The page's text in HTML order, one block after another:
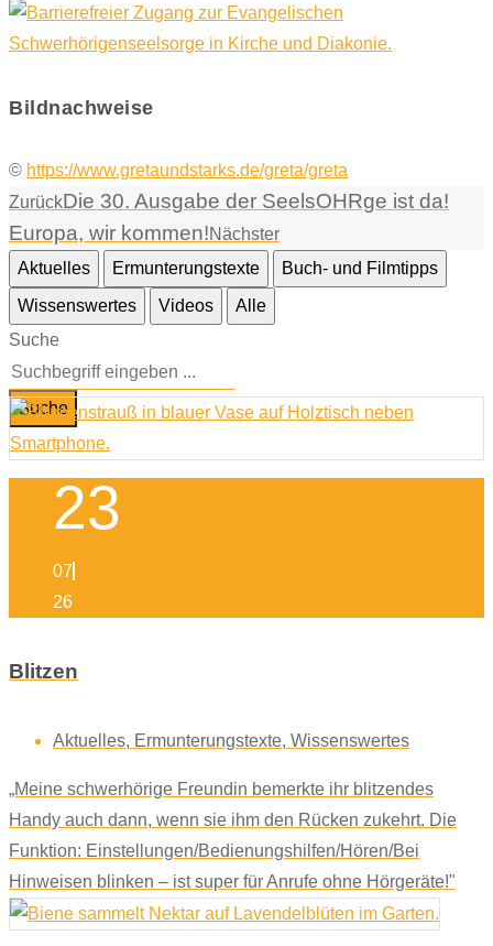
Bildnachweise
© https://www.gretaundstarks.de/greta/greta
ZurückDie 30. Ausgabe der SeelsOHRge ist da!
Europa, wir kommen!Nächster
Aktuelles
Ermunterungstexte
Buch- und Filmtipps
Wissenswertes
Videos
Alle
Suche
Suche
23
07
26
Blitzen
Aktuelles, Ermunterungstexte, Wissenswertes
„Meine schwerhörige Freundin bemerkte ihr blitzendes
Handy auch dann, wenn sie ihm den Rücken zukehrt. Die
Funktion: Einstellungen/Bedienungshilfen/Hören/Bei
Hinweisen blinken – ist super für Anrufe ohne Hörgeräte!"